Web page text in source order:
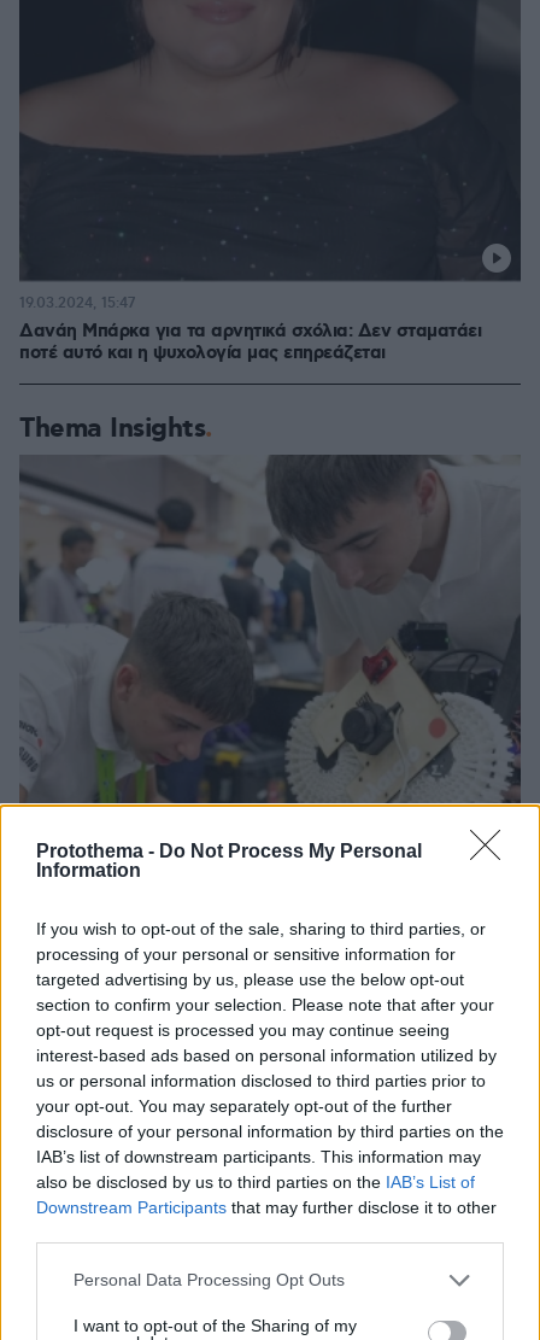
Protothema - Do Not Process My Personal
Information
If you wish to opt-out of the sale, sharing to third parties, or
processing of your personal or sensitive information for
targeted advertising by us, please use the below opt-out
section to confirm your selection. Please note that after your
opt-out request is processed you may continue seeing
interest-based ads based on personal information utilized by
us or personal information disclosed to third parties prior to
your opt-out. You may separately opt-out of the further
disclosure of your personal information by third parties on the
IAB’s list of downstream participants. This information may
also be disclosed by us to third parties on the IAB’s List of
Downstream Participants that may further disclose it to other
Please note that this website/app uses one or more Google
not limited to your visit or usage behaviour. You may click to
Personal Data Processing Opt Outs
I want to opt-out of the Sharing of my
Δανάη Μπάρκα για τα αρνητικά σχόλια: Δεν σταματάει
ποτέ αυτό και η ψυχολογία μας επηρεάζεται
19.03.2024, 15:47
Thema Insights
Πώς μια απλή ιδέα εξελίχθηκε σε κορυφαίο θεσμό
ρομποτικής στην Ελλάδα
04.08.2026, 11:20
Από μαθητής, φοιτητής σε άλλη πόλη!
06.08.2026, 10:52
Επαγγελματική Εκπαίδευση & Εξειδίκευση: Το Mοντέλο που
σε Bάζει στην Aγορά Eργασίας